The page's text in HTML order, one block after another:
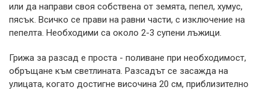
или да направи своя собствена от земята, пепел, хумус,
пясък. Всичко се прави на равни части, с изключение на
пепелта. Необходими са около 2-3 супени лъжици.
Грижа за разсад е проста - поливане при необходимост,
обръщане към светлината. Разсадът се засажда на
улицата, когато достигне височина 20 см, приблизително